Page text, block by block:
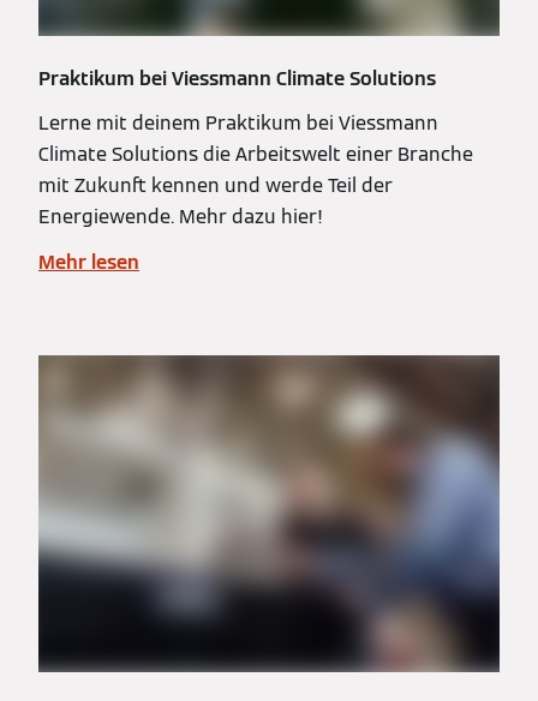
Praktikum bei Viessmann Climate Solutions
Lerne mit deinem Praktikum bei Viessmann
Climate Solutions die Arbeitswelt einer Branche
mit Zukunft kennen und werde Teil der
Energiewende. Mehr dazu hier!
Mehr lesen